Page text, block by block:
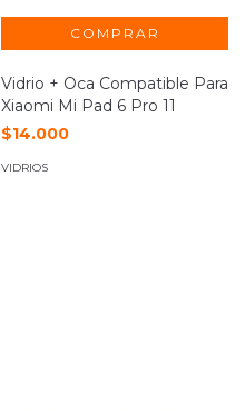
Vidrio + Oca Compatible Para
Xiaomi Mi Pad 6 Pro 11
$14.000
VIDRIOS